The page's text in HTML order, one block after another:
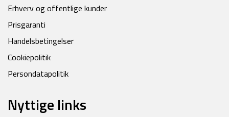
Erhverv og offentlige kunder
Prisgaranti
Handelsbetingelser
Cookiepolitik
Persondatapolitik
Nyttige links